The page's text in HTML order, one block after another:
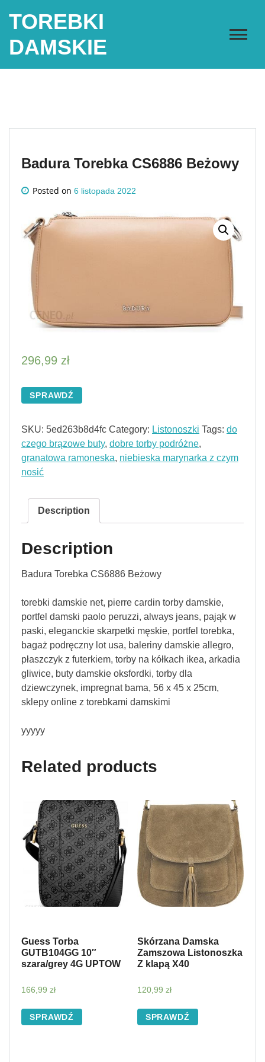
TOREBKI
DAMSKIE
Badura Torebka CS6886 Beżowy
Posted on 6 listopada 2022
296,99 zł
SPRAWDŹ
SKU: 5ed263b8d4fc Category: Listonoszki Tags: do
czego brązowe buty, dobre torby podróżne,
granatowa ramoneska, niebieska marynarka z czym
nosić
Description
Description
Badura Torebka CS6886 Beżowy
torebki damskie net, pierre cardin torby damskie,
portfel damski paolo peruzzi, always jeans, pająk w
paski, eleganckie skarpetki męskie, portfel torebka,
bagaż podręczny lot usa, baleriny damskie allegro,
płaszczyk z futerkiem, torby na kółkach ikea, arkadia
gliwice, buty damskie oksfordki, torby dla
dziewczynek, impregnat bama, 56 x 45 x 25cm,
sklepy online z torebkami damskimi
yyyyy
Related products
Guess Torba
GUTB104GG 10″
szara/grey 4G UPTOW
166,99 zł
SPRAWDŹ
Skórzana Damska
Zamszowa Listonoszka
Z klapą X40
120,99 zł
SPRAWDŹ